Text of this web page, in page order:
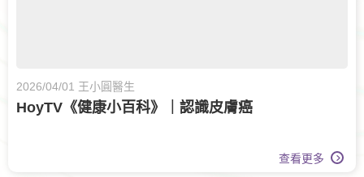
2026/04/01 王小圓醫生
HoyTV《健康小百科》｜認識皮膚癌
查看更多